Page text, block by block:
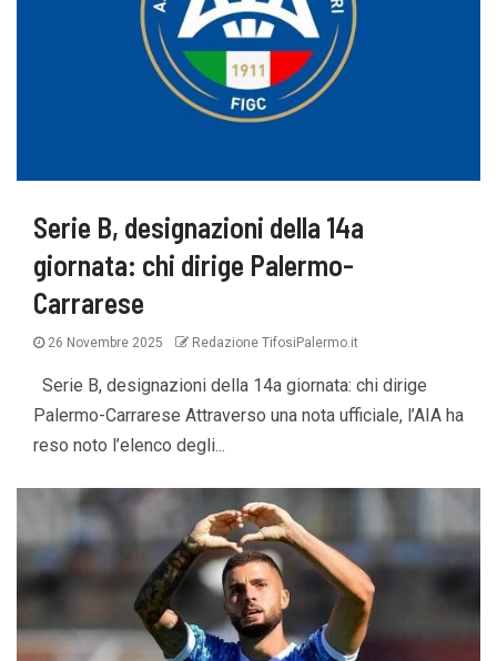
Serie B, designazioni della 14a
giornata: chi dirige Palermo-
Carrarese
26 Novembre 2025 Redazione TifosiPalermo.it
Serie B, designazioni della 14a giornata: chi dirige
Palermo-Carrarese Attraverso una nota ufficiale, l’AIA ha
reso noto l’elenco degli...